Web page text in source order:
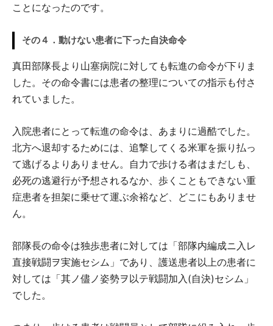
ことになったのです。
その４．動けない患者に下った自決命令
真田部隊長より山塞病院に対しても転進の命令が下りま
した。その命令書には患者の整理についての指示も付さ
れていました。
入院患者にとって転進の命令は、あまりに過酷でした。
北方へ退却するためには、追撃してくる米軍を振り払っ
て逃げるよりありません。自力で歩ける者はまだしも、
必死の逃避行が予想されるなか、歩くこともできない重
症患者を担架に乗せて運ぶ余裕など、どこにもありませ
ん。
部隊長の命令は独歩患者に対しては「部隊内編成ニ入レ
直接戦闘ヲ実施セシム」であり、護送患者以上の患者に
対しては「其ノ儘ノ姿勢ヲ以テ戦闘加入(自決)セシム」
でした。